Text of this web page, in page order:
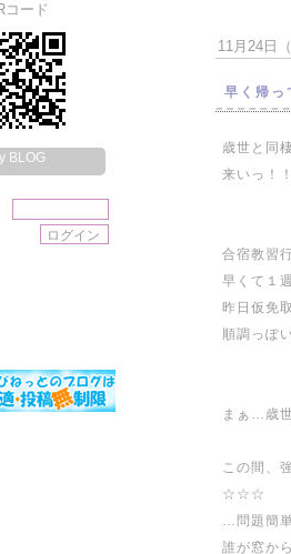
コード
BLOG
11月24日
早く帰っ
歳世と同
来いっ！
合宿教習
早くて１
昨日仮免
順調っ
まぁ…歳
この間、
☆☆☆
…問題簡
誰が窓か